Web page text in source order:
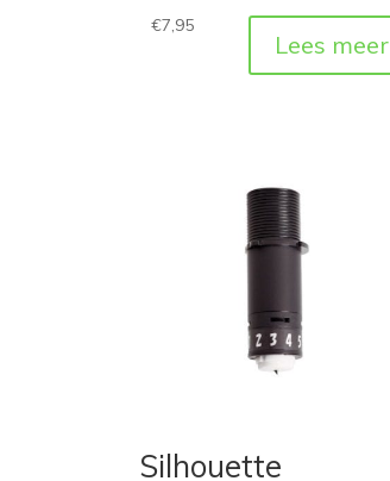
€7,95
Lees meer
Silhouette